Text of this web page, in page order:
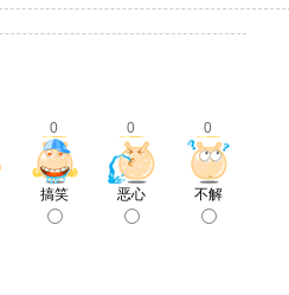
0 0 0
搞笑 恶心 不解